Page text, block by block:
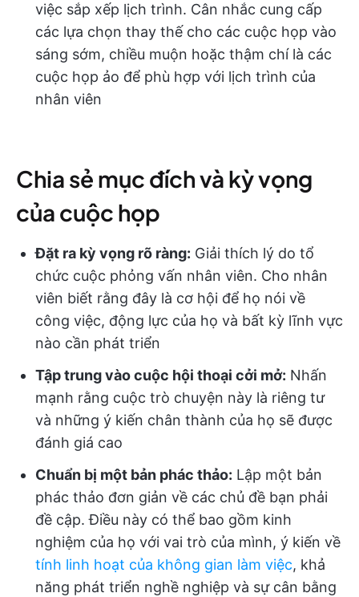
việc sắp xếp lịch trình. Cân nhắc cung cấp
các lựa chọn thay thế cho các cuộc họp vào
sáng sớm, chiều muộn hoặc thậm chí là các
cuộc họp ảo để phù hợp với lịch trình của
nhân viên
Chia sẻ mục đích và kỳ vọng
của cuộc họp
Đặt ra kỳ vọng rõ ràng: Giải thích lý do tổ
chức cuộc phỏng vấn nhân viên. Cho nhân
viên biết rằng đây là cơ hội để họ nói về
công việc, động lực của họ và bất kỳ lĩnh vực
nào cần phát triển
Tập trung vào cuộc hội thoại cởi mở: Nhấn
mạnh rằng cuộc trò chuyện này là riêng tư
và những ý kiến chân thành của họ sẽ được
đánh giá cao
Chuẩn bị một bản phác thảo: Lập một bản
phác thảo đơn giản về các chủ đề bạn phải
đề cập. Điều này có thể bao gồm kinh
nghiệm của họ với vai trò của mình, ý kiến về
tính linh hoạt của không gian làm việc, khả
năng phát triển nghề nghiệp và sự cân bằng